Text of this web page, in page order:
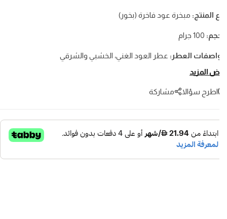
المنتج:مبخرة عود فاخرة (بخور)
100 جرام
العطر:عطر العود الغني، الخشبي والشرقي
الرئيسية:
العطر:قوي، يدوم طويلاً وأنيق
المزيد
اطرح سؤالا مشاركة